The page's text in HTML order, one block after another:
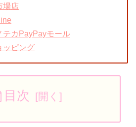
場店
テカPayPayモール
ッピング
目次